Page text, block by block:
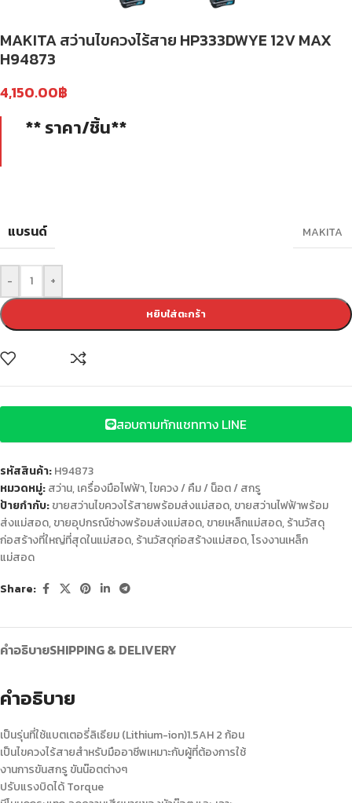
MAKITA สว่านไขควงไร้สาย HP333DWYE 12V MAX
H94873
4,150.00฿
** ราคา/ชิ้น**
แบรนด์ MAKITA
- +
หยิบใส่ตะกร้า
สอบถามทักแชททาง LINE
รหัสสินค้า:H94873
หมวดหมู่:สว่าน,เครื่องมือไฟฟ้า,ไขควง / คืม / น็อต / สกรู
ป้ายกำกับ:ขายสว่านไขควงไร้สายพร้อมส่งแม่สอด,ขายสว่านไฟฟ้าพร้อม
ส่งแม่สอด,ขายอุปกรณ์ช่างพร้อมส่งแม่สอด,ขายเหล็กแม่สอด,ร้านวัสดุ
ก่อสร้างที่ใหญ่ที่สุดในแม่สอด,ร้านวัสดุก่อสร้างแม่สอด,โรงงานเหล็ก
แม่สอด
Share:
คำอธิบายSHIPPING & DELIVERY
คำอธิบาย
เป็นรุ่นที่ใช้แบตเตอรี่ลิเธียม (Lithium-ion)1.5AH 2 ก้อน
เป็นไขควงไร้สายสำหรับมืออาชีพเหมาะกับผู้ที่ต้องการใช้
งานการขันสกรู ขันน๊อตต่างๆ
ปรับแรงบิดได้ Torque